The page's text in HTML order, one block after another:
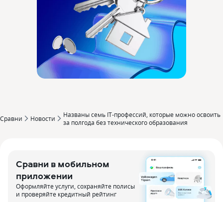
Сравни Новости
Названы семь IT-профессий, которые можно освоить
за полгода без технического образования
Сравни в мобильном
приложении
Оформляйте услуги, сохраняйте полисы
и проверяйте кредитный рейтинг